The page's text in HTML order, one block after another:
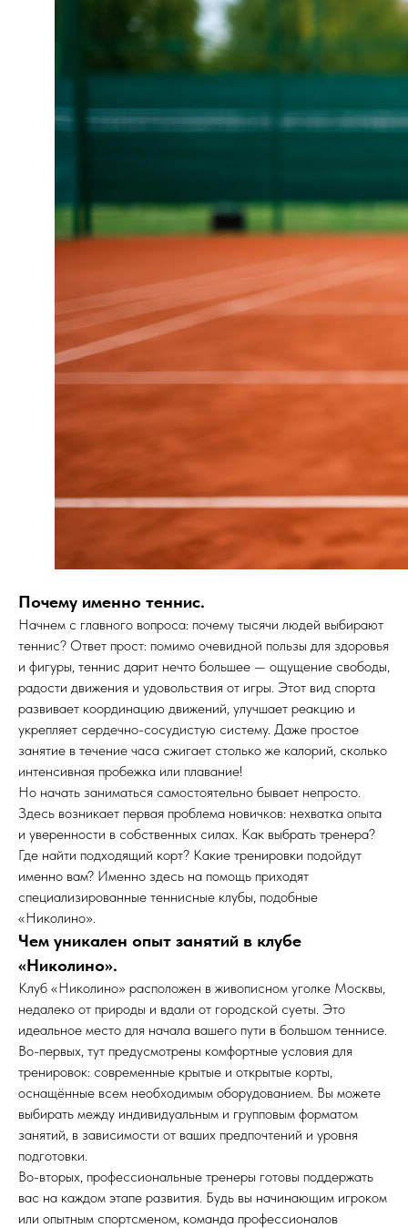
Почему именно теннис.
Начнем с главного вопроса: почему тысячи людей выбирают
теннис? Ответ прост: помимо очевидной пользы для здоровья
и фигуры, теннис дарит нечто большее — ощущение свободы,
радости движения и удовольствия от игры. Этот вид спорта
развивает координацию движений, улучшает реакцию и
укрепляет сердечно-сосудистую систему. Даже простое
занятие в течение часа сжигает столько же калорий, сколько
интенсивная пробежка или плавание!
Но начать заниматься самостоятельно бывает непросто.
Здесь возникает первая проблема новичков: нехватка опыта
и уверенности в собственных силах. Как выбрать тренера?
Где найти подходящий корт? Какие тренировки подойдут
именно вам? Именно здесь на помощь приходят
специализированные теннисные клубы, подобные
«Николино».
Чем уникален опыт занятий в клубе
«Николино».
Клуб «Николино» расположен в живописном уголке Москвы,
недалеко от природы и вдали от городской суеты. Это
идеальное место для начала вашего пути в большом теннисе.
Во-первых, тут предусмотрены комфортные условия для
тренировок: современные крытые и открытые корты,
оснащённые всем необходимым оборудованием. Вы можете
выбирать между индивидуальным и групповым форматом
занятий, в зависимости от ваших предпочтений и уровня
подготовки.
Во-вторых, профессиональные тренеры готовы поддержать
вас на каждом этапе развития. Будь вы начинающим игроком
или опытным спортсменом, команда профессионалов